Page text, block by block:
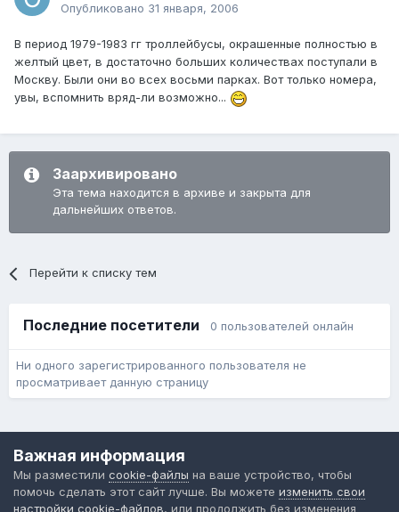
Опубликовано 31 января, 2006
В период 1979-1983 гг троллейбусы, окрашенные полностью в
желтый цвет, в достаточно больших количествах поступали в
Москву. Были они во всех восьми парках. Вот только номера,
увы, вспомнить вряд-ли возможно...
Заархивировано
Эта тема находится в архиве и закрыта для
дальнейших ответов.
Перейти к списку тем
Последние посетители 0 пользователей онлайн
Ни одного зарегистрированного пользователя не
просматривает данную страницу
Форум общественного транспорта
Powered by Invision Community
Важная информация
Мы разместили cookie-файлы на ваше устройство, чтобы
помочь сделать этот сайт лучше. Вы можете изменить свои
настройки cookie-файлов, или продолжить без изменения